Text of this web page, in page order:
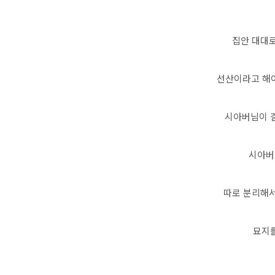
집안 대대
선산이라고
시아버님이
시아
따로 분리해
묘지